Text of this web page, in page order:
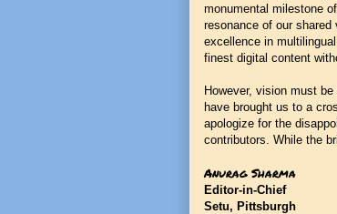
monumental milestone
resonance of our
excellence in
finest digital content
However, vision must
have brought us to a
apologize for the
contributors. While the
Anurag Sharma
Editor-in-Chief
Setu, Pittsburgh